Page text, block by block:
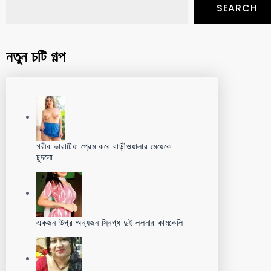
SEARCH
নতুন চটি গল্প
গরীব ভারাটিয়া প্রেম করে বাড়ীওয়ালার মেয়েকে
চুদলো
একজন উগ্র অন্যজন স্নিগ্ধ দুই ললনার কামকেলি